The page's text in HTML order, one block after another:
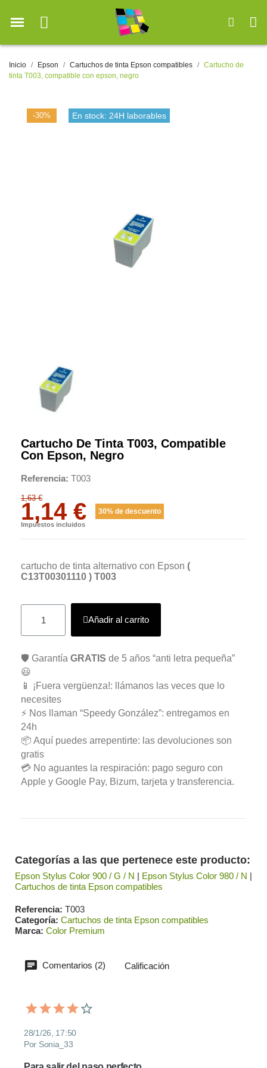
Inicio Epson Cartuchos de tinta Epson compatibles
Cartucho de
tinta T003, compatible con epson, negro
-30% En stock: 24H laborables
Cartucho De Tinta T003, Compatible
Con Epson, Negro
Referencia T003
1,63 €
1,14 € 30% de descuento
Impuestos incluidos
cartucho de tinta alternativo con Epson (
C13T00301110 ) T003
Añadir al carrito
🛡️ Garantía GRATIS de 5 años “anti letra pequeña”
😃
📱 ¡Fuera vergüenza!: llámanos las veces que lo
necesites
⚡ Nos llaman “Speedy González”: entregamos en
24h
📦 Aquí puedes arrepentirte: las devoluciones son
gratis
💳 No aguantes la respiración: pago seguro con
Apple y Google Pay, Bizum, tarjeta y transferencia.
Categorías a las que pertenece este producto:
Epson Stylus Color 900 / G / N | Epson Stylus Color 980 / N |
Cartuchos de tinta Epson compatibles
Referencia T003
Categoría Cartuchos de tinta Epson compatibles
Marca Color Premium
Comentarios (2) Calificación
28/1/26, 17:50
Por Sonia_33